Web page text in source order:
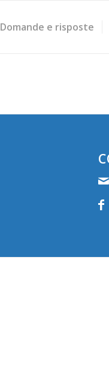
Domande e risposte